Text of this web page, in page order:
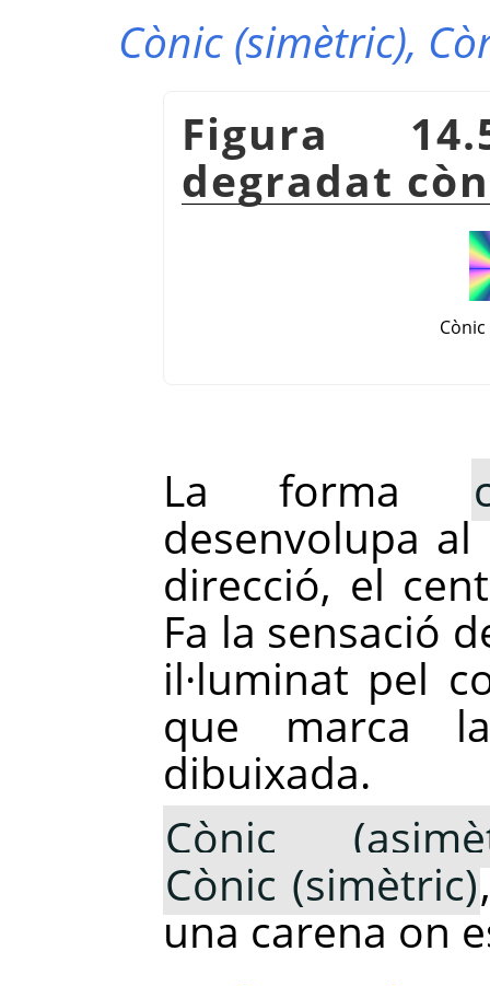
Cònic (simètric),
Figura
degradat
La forma
desenvolupa
direcció, el
Fa la sensació
il·luminat pel
que marca
dibuixada.
Cònic
Cònic (simètric)
una carena on